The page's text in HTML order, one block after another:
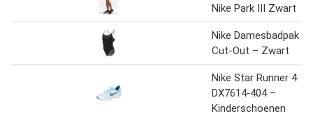
Nike Park III Zwart
Nike Damesbadpak
Cut-Out – Zwart
Nike Star Runner 4
DX7614‑404 –
Kinderschoenen